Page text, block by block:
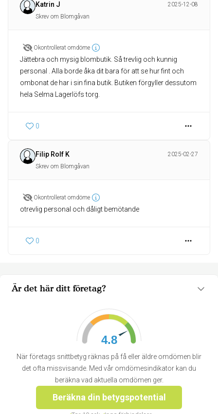
Är det här ditt företag?
4.8
När företags snittbetyg räknas på få eller äldre omdömen blir
det ofta missvisande. Med vår omdömesindikator kan du
beräkna vad aktuella omdömen ger.
Beräkna din betygspotential
Katrin J
2025-12-08
Skrev om Blomgåvan
Okontrollerat omdöme
Jättebra och mysig blombutik. Så trevlig och kunnig
personal . Alla borde åka dit bara för att se hur fint och
ombonat de har i sin fina butik. Butiken förgyller dessutom
0
Filip Rolf K
2025-02-27
Skrev om Blomgåvan
Okontrollerat omdöme
otrevlig personal och dåligt bemötande
0